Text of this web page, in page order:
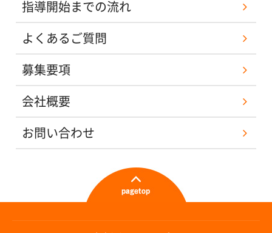
指導開始までの流れ
よくあるご質問
募集要項
会社概要
お問い合わせ